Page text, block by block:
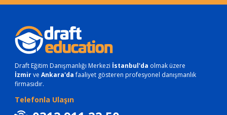
Draft Eğitim Danışmanlığı Merkezi İstanbul'da olmak üzere
İzmirve Ankara'dafaaliyet gösteren profesyonel danışmanlık
firmasıdır.
Telefonla Ulaşın